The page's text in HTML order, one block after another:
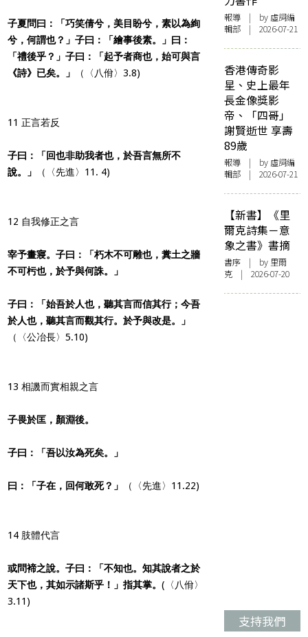
子夏問曰：「巧笑倩兮，美目盼兮，素以為絢
兮，何謂也？」子曰：「繪事後素。」曰：
「禮後乎？」子曰：「起予者商也，始可與言
《詩》已矣。」
（〈八佾〉3.8)
11 正言若反
子曰：「回也非助我者也，於吾言無所不
說。」
（〈先進〉11. 4)
12 自我修正之言
宰予畫寢。子曰：「朽木不可雕也，糞土之牆
不可杇也，於予與何誅。」
子曰：「始吾於人也，聽其言而信其行；今吾
於人也，聽其言而觀其行。於予與改是。」
（〈公冶長〉5.10)
13 相譏而實相親之言
子畏於匡，顏淵後。
子曰：「吾以汝為死矣。」
曰：「子在，回何敢死？」 （〈先進〉11.22)
14 肢體代言
或問褅之說。子曰：「不知也。知其說者之於
天下也，其如示諸斯乎！」指其掌。(〈八佾〉
3.11)
報導 | by 虛詞編
輯部 | 2026-07-21
香港傳奇影
星、史上最年
長金像獎影
帝、「四哥」
謝賢逝世 享壽
89歲
報導 | by 虛詞編
輯部 | 2026-07-21
【新書】《里
爾克詩集－意
象之書》書摘
書序 | by 里爾
克 | 2026-07-20
支持我們